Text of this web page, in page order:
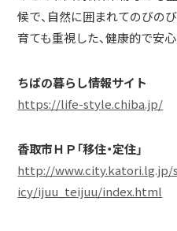
候で、自然に囲まれてのびの
育ても重視した、健康的で安
ちばの暮らし情報サイト
https://life-style.chiba.jp/
香取市ＨＰ「移住・定住」
http://
icy/ijuu_teijuu/index.html